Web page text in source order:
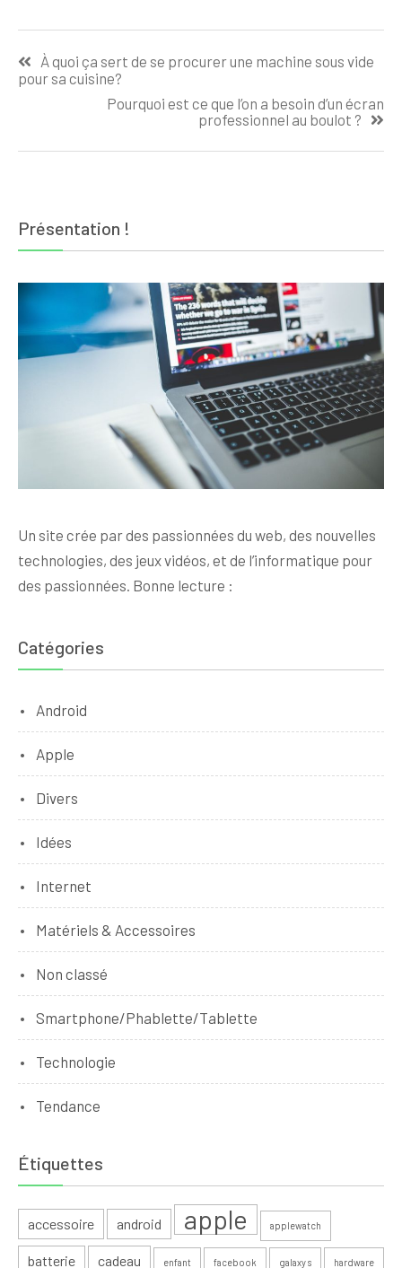
de
À quoi ça sert de se procurer une machine sous vide
pour sa cuisine?
Pourquoi est ce que l’on a besoin d’un écran
professionnel au boulot ?
Présentation !
Un site crée par des passionnées du web, des nouvelles
technologies, des jeux vidéos, et de l’informatique pour
des passionnées. Bonne lecture :
Catégories
Android
Apple
Divers
Idées
Internet
Matériels & Accessoires
Non classé
Smartphone/Phablette/Tablette
Technologie
Tendance
Étiquettes
accessoire android apple applewatch
batterie cadeau enfant facebook galaxy s hardware